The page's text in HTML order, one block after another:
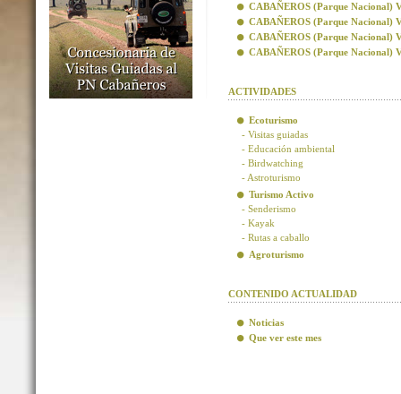
CABAÑEROS (Parque Nacional)
CABAÑEROS (Parque Nacional)
CABAÑEROS (Parque Nacional)
CABAÑEROS (Parque Nacional)
ACTIVIDADES
Ecoturismo
- Visitas guiadas
- Educación ambiental
- Birdwatching
- Astroturismo
Turismo Activo
- Senderismo
- Kayak
- Rutas a caballo
Agroturismo
CONTENIDO ACTUALIDAD
Noticias
Que ver este mes